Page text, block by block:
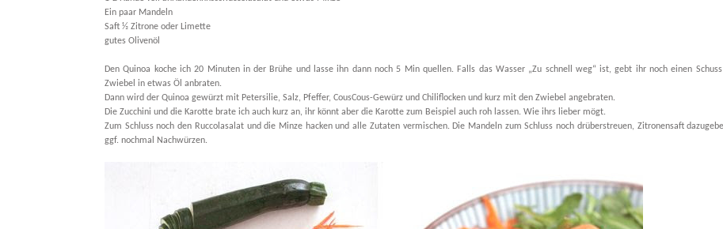
Ein paar Mandeln
Saft ½ Zitrone oder Limette
gutes Olivenöl
Den Quinoa koche ich 20 Minuten in der Brühe und lasse ihn dann noch 5 Min quellen. Falls das Wasser „Zu schnell weg“ ist, gebt ihr noch einen Schuss
Zwiebel in etwas Öl anbraten.
Dann wird der Quinoa gewürzt mit Petersilie, Salz, Pfeffer, CousCous-Gewürz und Chiliflocken und kurz mit den Zwiebel angebraten.
Die Zucchini und die Karotte brate ich auch kurz an, ihr könnt aber die Karotte zum Beispiel auch roh lassen. Wie ihrs lieber mögt.
Zum Schluss noch den Ruccolasalat und die Minze hacken und alle Zutaten vermischen. Die Mandeln zum Schluss noch drüberstreuen, Zitronensaft
ggf. nochmal Nachwürzen.